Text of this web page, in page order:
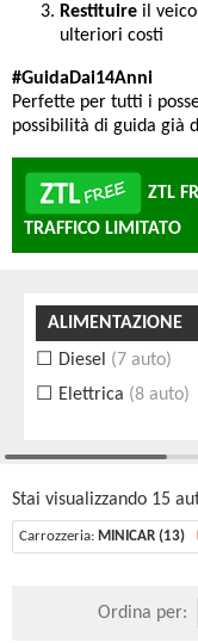
Restituire il
ulteriori costi
#GuidaDai14Anni
Perfette per tutti i
possibilità di guida già
ZTL
TRAFFICO LIMITATO
ALIMENTAZIONE
Diesel (7 auto)
Elettrica (8 auto)
Stai visualizzando 15
Carrozzeria: MINICAR (13)
Ordina per: